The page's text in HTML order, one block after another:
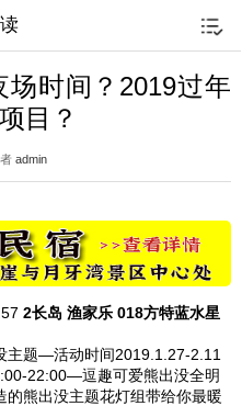
时间？2019过年
目？
admin
2长岛 渔家乐 018方特蓝水星
主题—活动时间2019.1.27-2.11
22:00—逗趣可爱熊出没全明
熊出没主题花灯组带给你最暖